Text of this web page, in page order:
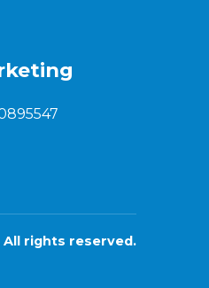
All rights reserved.